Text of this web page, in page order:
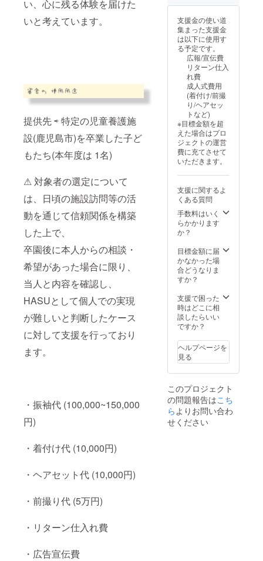
い、心に残る体験を届けた
いと考えています。
提供先 ⇨ 特定の児童養護施
設(鹿児島市)を卒業した子ど
もたち(本年度は 1名)
⚠︎ 対象者の選定について
は、日頃の施設訪問等の活
動を通じて信頼関係を構築
した上で、
卒園後に本人からの相談・
希望があった場合に限り、
当人と内容を確認し、
HASUとして個人での実現
が難しいと判断したケース
に対して支援を行っており
ます。
・振袖代 (100,000~150,000
円)
・着付け代 (10,000円)
・ヘアセット代 (10,000円)
・前撮り代 (5万円)
・リターン仕入れ費
・広告宣伝費
テムで
す。 計
5色から
お選び
いただ
けま
す。 ＜
nuuno.
アイピ
ローに
ついて
＞ 青森
ヒバ粉
に玄米
と粗塩
を加え
た天然
素材
と、上
nuuno.
の生地
を使っ
た
ナルの
癒しア
イテム
で温め
てほっ
とリ
ラック
やして
ひんや
りリフ
レッ
程よい
湿度と
ヒバの
香りで
リラッ
す。あ
めご理
解いた
だけま
すと幸
いで
す。 ＜
キーホ
ルダー
につい
て＞ 革
を使用
した
バッグ
や小
物、ア
クセサ
どを制
作する
3.1Bと
のコラ
ボアイ
す。 計
5色から
お選び
いただ
す。 ＜
nuuno.
アイピ
ローに
＞ 青森
ヒバ粉
に玄米
と粗塩
た天然
素材
と、上
質な
nuuno.
nuuno.
ピロー
をお送
りいた
しま
す。 ま
た、鹿
でお越
しいた
だける
場合、
実際に
HASU
が活動
してい
る児童
養護施
招待
し、施
設案内
をいた
しま
（2027
年4月ご
ろ開催
予定）
訪問に
合わせ
て、鹿
児島市
の簡単
な観光
案内も
可能で
恐れ入
ります
が、鹿
児島ま
での交
支援金の使い道
集まった支援金
は以下に使用す
る予定です。
広報/宣伝費
リターン仕入
れ費
成人式費用
(着付け/前撮
り/ヘアセッ
トなど)
※目標金額を超
えた場合はプロ
ジェクトの運営
費に充てさせて
いただきます。
支援に関するよ
くある質問
手数料はいく
らかかります
か？
目標金額に届
かなかった場
合どうなりま
すか？
支援で困った
時はどこに相
談したらいい
ですか？
ヘルプページを
見る
このプロジェクト
の問題報告はこち
らよりお問い合わ
せください